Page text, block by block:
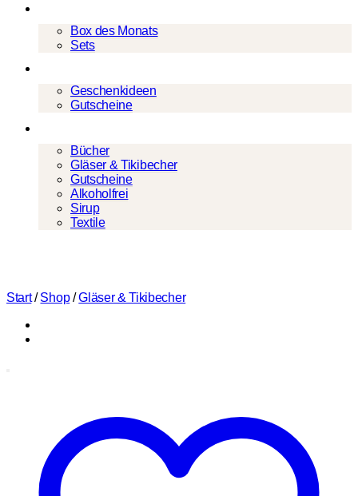
Box des Monats
Sets
Geschenkideen
Gutscheine
Bücher
Gläser & Tikibecher
Gutscheine
Alkoholfrei
Sirup
Textile
Start / Shop / Gläser & Tikibecher